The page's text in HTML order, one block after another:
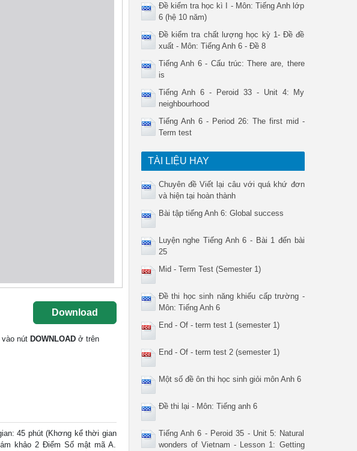
Download
nút DOWNLOAD ở trên
45 phút (Khơng kể thời gian
khảo 2 Điểm Số mật mã A.
Đề kiểm tra học kì I - Môn: Tiếng Anh lớp
6 (hệ 10 năm)
Đề kiểm tra chất lượng học kỳ 1- Đề đề
xuất - Môn: Tiếng Anh 6 - Đề 8
Tiếng Anh 6 - Cấu trúc: There are, there
is
Tiếng Anh 6 - Peroid 33 - Unit 4: My
neighbourhood
Tiếng Anh 6 - Period 26: The first mid -
Term test
TÀI LIỆU HAY
Chuyên đề Viết lại câu với quá khứ đơn
và hiện tại hoàn thành
Bài tập tiếng Anh 6: Global success
Luyện nghe Tiếng Anh 6 - Bài 1 đến bài
25
Mid - Term Test (Semester 1)
Đề thi học sinh năng khiếu cấp trường -
Môn: Tiếng Anh 6
End - Of - term test 1 (semester 1)
End - Of - term test 2 (semester 1)
Một số đề ôn thi học sinh giỏi môn Anh 6
Đề thi lại - Môn: Tiếng anh 6
Tiếng Anh 6 - Peroid 35 - Unit 5: Natural
wonders of Vietnam - Lesson 1: Getting